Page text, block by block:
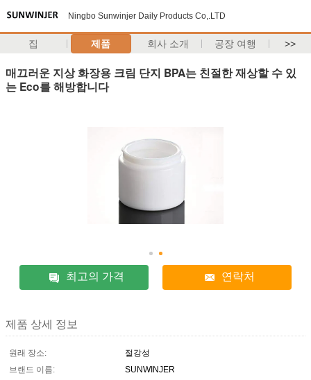
Ningbo Sunwinjer Daily Products Co,.LTD
집 제품 회사 소개 공장 여행 >>
매끄러운 지상 화장용 크림 단지 BPA는 친절한 재상할 수 있
는 Eco를 해방합니다
최고의 가격 연락처
제품 상세 정보
원래 장소:
절강성
브랜드 이름:
SUNWINJER